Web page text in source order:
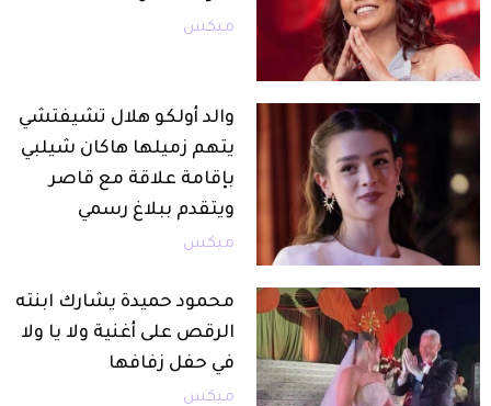
ميكس
والد أولكو هلال تشيفتشي
يتهم زميلها هاكان شيلبي
بإقامة علاقة مع قاصر
ويتقدم ببلاغ رسمي
ميكس
محمود حميدة يشارك ابنته
الرقص على أغنية ولا يا ولا
في حفل زفافها
ميكس